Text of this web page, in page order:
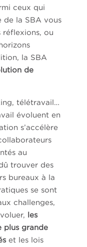
ceux qui
de la SBA vous
réflexions, ou
la SBA
de
télétravail…
évoluent en
s’accélère
au
trouver des
bureaux à la
se sont
challenges,
les
plus grande
et les lois